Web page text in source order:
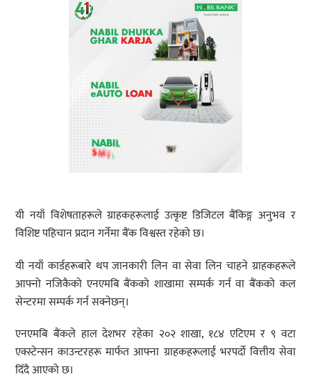
यी नयाँ विशेषताहरूले ग्राहकहरूलाई उत्कृष्ट डिजिटल बैंकिङ्ग अनुभव र
विशिष्ट पहिचान प्रदान गर्नेमा बैंक विश्वस्त रहेको छ।
यी नयाँ कार्डहरूबारे थप जानकारी लिन वा सेवा लिन चाहने ग्राहकहरूले
आफ्नो नजिकैको एनएमबि बैंकको शाखामा सम्पर्क गर्न वा बैंकको कल
सेन्टरमा सम्पर्क गर्न सक्नेछन्।
एनएमबि बैंकले हाल देशभर रहेका २०२ शाखा, १८४ एटिएम र ९ वटा
एक्स्टेन्सन काउन्टरहरू मार्फत आफ्ना ग्राहकहरूलाई भरपर्दो वित्तीय सेवा
दिँदै आएको छ।